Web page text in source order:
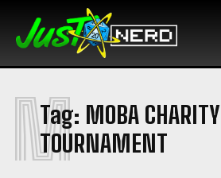
Tag: MOBA CHARITY
TOURNAMENT
M